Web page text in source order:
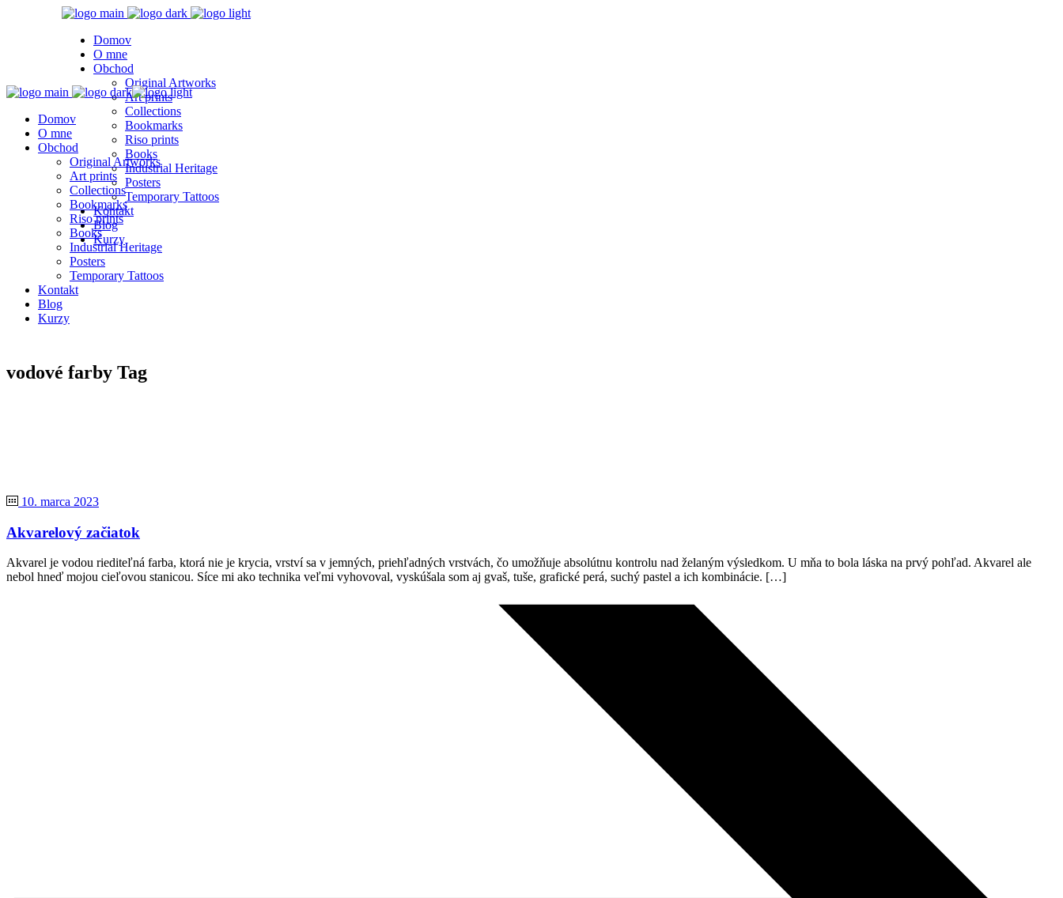
Domov
O mne
Obchod
Original Artworks
Art prints
Collections
Bookmarks
Riso prints
Books
Industrial Heritage
Posters
Temporary Tattoos
Kontakt
Blog
Kurzy
Domov
O mne
Obchod
Original Artworks
Art prints
Collections
Bookmarks
Riso prints
Books
Industrial Heritage
Posters
Temporary Tattoos
Kontakt
Blog
Kurzy
vodové farby Tag
10. marca 2023
Akvarelový začiatok
Akvarel je vodou riediteľná farba, ktorá nie je krycia, vrství sa v jemných, priehľadných vrstvách, čo umožňuje absolútnu kontrolu nad želaným výsledkom. U mňa to bola láska na prvý pohľad. Akvarel ale
nebol hneď mojou cieľovou stanicou. Síce mi ako technika veľmi vyhovoval, vyskúšala som aj gvaš, tuše, grafické perá, suchý pastel a ich kombinácie. […]